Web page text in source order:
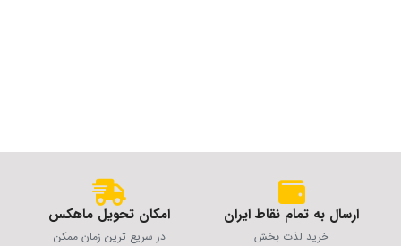
ارسال به تمام نقاط ایران
خرید لذت بخش
امکان تحویل ماهکس
در سریع ترین زمان ممکن